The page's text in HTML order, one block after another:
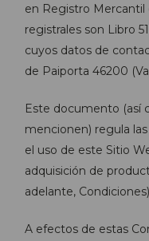
en Registro Mercantil
registrales son Libro
cuyos datos de
de Paiporta 46200
Este documento (así
mencionen) regula
el uso de este Sitio
adquisición de
adelante,
A efectos de estas